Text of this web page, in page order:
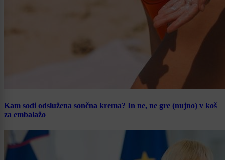
Kam sodi odslužena sončna krema? In ne, ne gre (nujno) v koš
za embalažo